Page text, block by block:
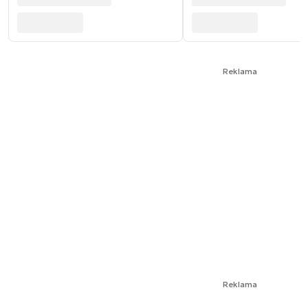
Reklama
Reklama